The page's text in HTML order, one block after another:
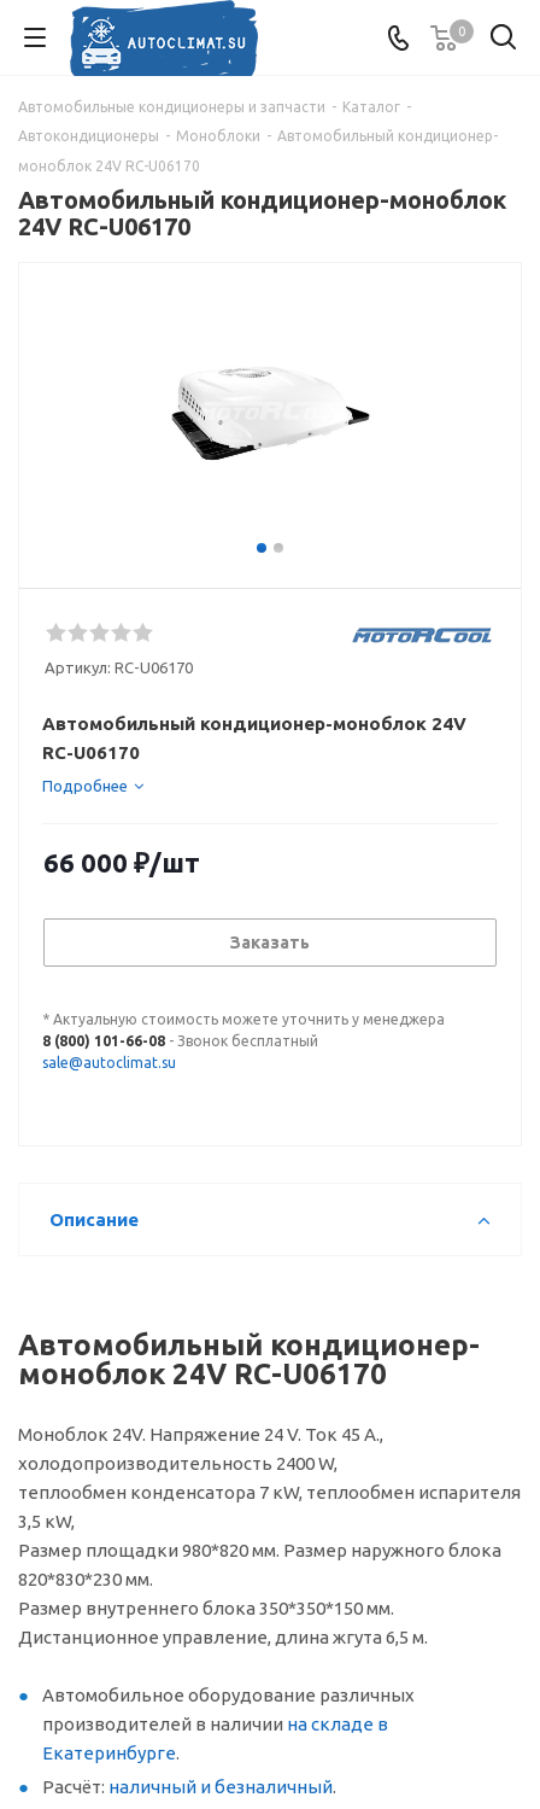
0
Автомобильные кондиционеры и запчасти - Каталог -
Автокондиционеры - Моноблоки - Автомобильный кондиционер-
моноблок 24V RC-U06170
Автомобильный кондиционер-моноблок
24V RC-U06170
Артикул: RC-U06170
Автомобильный кондиционер-моноблок 24V
RC-U06170
Подробнее
66 000 ₽/шт
Заказать
* Актуальную стоимость можете уточнить у менеджера
8 (800) 101-66-08 - Звонок бесплатный
sale@autoclimat.su
Описание
Автомобильный кондиционер-
моноблок 24V RC-U06170
Моноблок 24V. Напряжение 24 V. Ток 45 А.,
холодопроизводительность 2400 W,
теплообмен конденсатора 7 кW, теплообмен испарителя
3,5 кW,
Размер площадки 980*820 мм. Размер наружного блока
820*830*230 мм.
Размер внутреннего блока 350*350*150 мм.
Дистанционное управление, длина жгута 6,5 м.
Автомобильное оборудование различных
производителей в наличии на складе в
Екатеринбурге.
Расчёт: наличный и безналичный.